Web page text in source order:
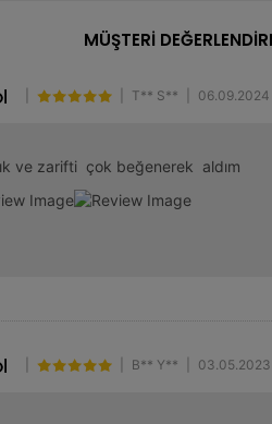
MÜŞTERİ
T** S** 06.09.2024
ve zarifti  çok beğenerek  aldım
B** Y** 03.05.2023